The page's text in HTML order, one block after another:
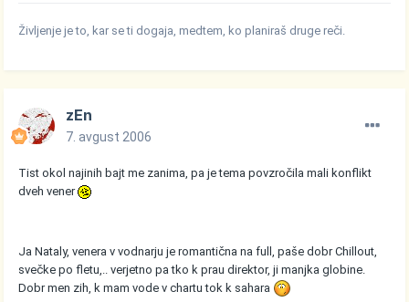
Življenje je to, kar se ti dogaja, medtem, ko planiraš druge reči.
zEn
7. avgust 2006
Tist okol najinih bajt me zanima, pa je tema povzročila mali konflikt
dveh vener
Ja Nataly, venera v vodnarju je romantična na full, paše dobr Chillout,
svečke po fletu,.. verjetno pa tko k prau direktor, ji manjka globine.
Dobr men zih, k mam vode v chartu tok k sahara